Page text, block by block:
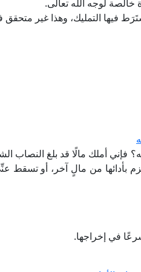
خالصة لوجه الله تعالى.
فيها التمليك، وهذا غير
فإني أملك مالًا قد بلغ النصاب
بأدائها من مالٍ آخر، أو تسقط
في إخراجها.